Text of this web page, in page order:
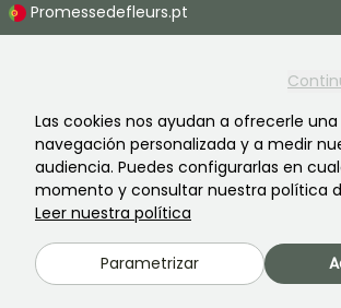
Las cookies nos ayudan a ofrecerle
navegación personalizada y a medir
audiencia. Puedes configurarlas en
momento y consultar nuestra política
Leer nuestra política
Parametrizar
Promessedefleurs.pt
Promessedefleurs.ch
Información legal
Términos y condiciones
Promesse de fleurs, una empresa familiar al